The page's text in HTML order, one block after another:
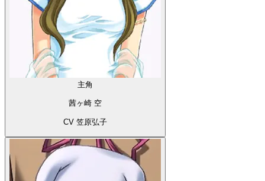
主角
茜ヶ崎 空
CV 笠原弘子